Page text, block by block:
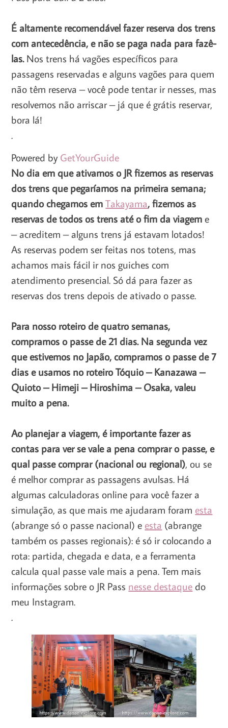
É altamente recomendável fazer reserva dos trens
com antecedência, e não se paga nada para fazê-
las.Nos trens há vagões específicos para
passagens reservadas e alguns vagões para quem
não têm reserva – você pode tentar ir nesses, mas
resolvemos não arriscar – já que é grátis reservar,
bora lá!
.
Powered byGetYourGuide
No dia em que ativamos o JR fizemos as reservas
dos trens que pegaríamos na primeira semana;
quando chegamos emTakayama, fizemos as
reservas de todos os trens até o fim da viageme
– acreditem – alguns trens já estavam lotados!
As reservas podem ser feitas nos totens, mas
achamos mais fácil ir nos guiches com
atendimento presencial. Só dá para fazer as
reservas dos trens depois de ativado o passe.
Para nosso roteiro de quatro semanas,
compramos o passe de 21 dias. Na segunda vez
que estivemos no Japão, compramos o passe de 7
dias e usamos no roteiro Tóquio – Kanazawa –
Quioto – Himeji – Hiroshima – Osaka, valeu
muito a pena.
Ao planejar a viagem, é importante fazer as
contas para ver se vale a pena comprar o passe, e
qual passe comprar (nacional ou regional), ou se
é melhor comprar as passagens avulsas. Há
algumas calculadoras online para você fazer a
simulação, as que mais me ajudaram foram esta
(abrange só o passe nacional) e esta (abrange
também os passes regionais): é só ir colocando a
rota: partida, chegada e data, e a ferramenta
calcula qual passe vale mais a pena. Tem mais
informações sobre o JR Pass nesse destaque do
meu Instagram.
.